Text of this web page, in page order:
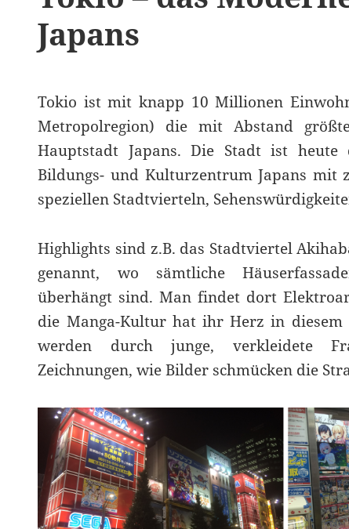
Japans
Tokio ist mit knapp 10 Millionen
Metropolregion) die mit Abstand
Hauptstadt Japans. Die Stadt ist heute
Bildungs- und Kulturzentrum Japans mit
speziellen Stadtvierteln,
Highlights sind z.B. das Stadtviertel
genannt, wo sämtliche
überhängt sind. Man findet dort
die Manga-Kultur hat ihr Herz in diesem
werden durch junge, verkleidete
Zeichnungen, wie Bilder schmücken die